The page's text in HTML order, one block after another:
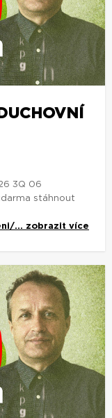
3Q 06
stáhnout
... zobrazit více